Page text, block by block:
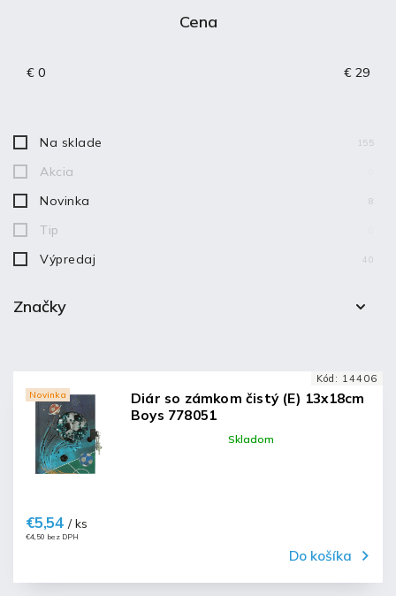
Cena
€ 0 € 29
Na sklade 155
Akcia
Novinka 8
Tip
Výpredaj 40
Značky
Novinka
Diár so zámkom čistý (E) 13x18cm
Boys 778051
Skladom
€4,50 bez DPH
€5,54 / ks
Do košíka
Kód: 14406